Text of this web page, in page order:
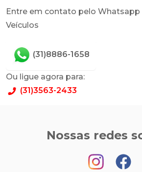
Entre em contato pelo Whatsapp
Veículos
(31)8886-1658
Ou ligue agora para:
(31)3563-2433
Nossas redes